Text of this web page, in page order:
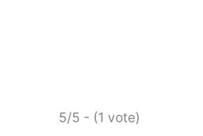
5/5 - (1 vote)